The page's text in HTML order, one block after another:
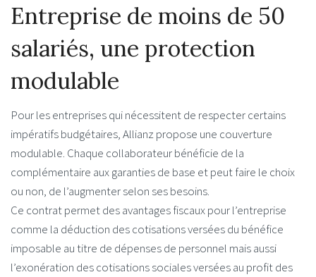
Entreprise de moins de 50
salariés, une protection
modulable
Pour les entreprises qui nécessitent de respecter certains
impératifs budgétaires, Allianz propose une couverture
modulable. Chaque collaborateur bénéficie de la
complémentaire aux garanties de base et peut faire le choix
ou non, de l’augmenter selon ses besoins.
Ce contrat permet des avantages fiscaux pour l’entreprise
comme la déduction des cotisations versées du bénéfice
imposable au titre de dépenses de personnel mais aussi
l’exonération des cotisations sociales versées au profit des